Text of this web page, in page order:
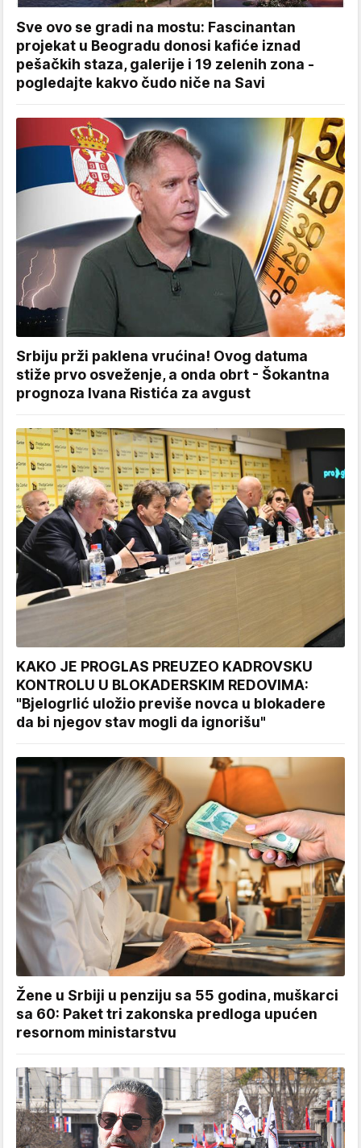
Sve ovo se gradi na mostu: Fascinantan
projekat u Beogradu donosi kafiće iznad
pešačkih staza, galerije i 19 zelenih zona -
pogledajte kakvo čudo niče na Savi
Srbiju prži paklena vrućina! Ovog datuma
stiže prvo osveženje, a onda obrt - Šokantna
prognoza Ivana Ristića za avgust
KAKO JE PROGLAS PREUZEO KADROVSKU
KONTROLU U BLOKADERSKIM REDOVIMA:
"Bjelogrlić uložio previše novca u blokadere
da bi njegov stav mogli da ignorišu"
Žene u Srbiji u penziju sa 55 godina, muškarci
sa 60: Paket tri zakonska predloga upućen
resornom ministarstvu